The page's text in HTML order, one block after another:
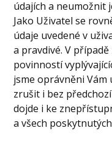
údajích a neumožnit
Jako Uživatel se
údaje uvedené v
a pravdivé. V
povinností
jsme oprávněni
zrušit i bez
dojde i ke
a všech